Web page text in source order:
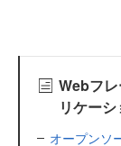
Webフ
リケー
オープンソ